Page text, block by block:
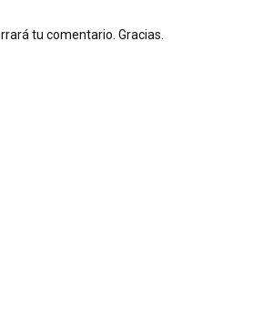
tu comentario. Gracias.